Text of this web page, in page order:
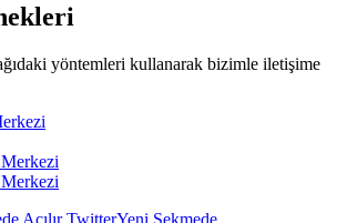
yöntemleri kullanarak bizimle iletişime
AçılırTwitterYeni Sekmede